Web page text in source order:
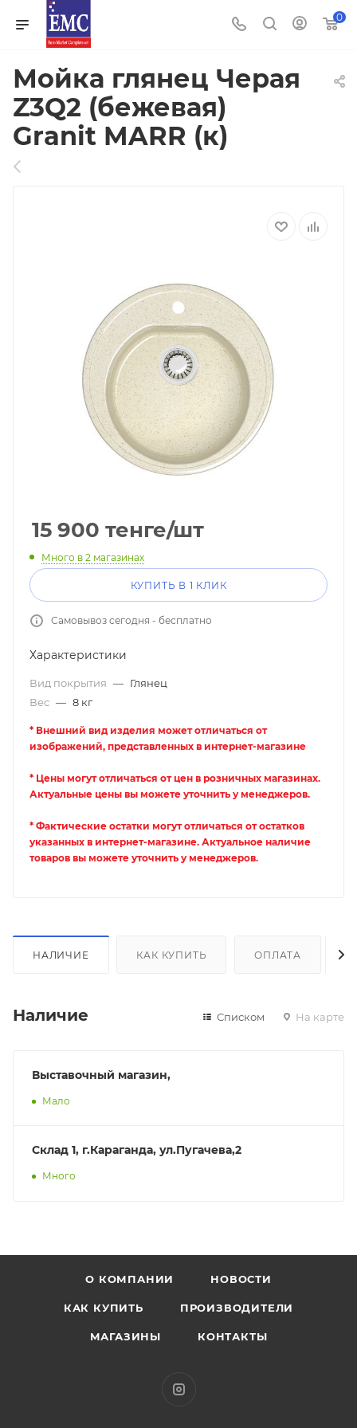
0
Мойка глянец Черая
Z3Q2 (бежевая)
Granit MARR (к)
15 900 тенге/шт
Много в 2 магазинах
КУПИТЬ В 1 КЛИК
Самовывоз сегодня - бесплатно
Характеристики
Вид покрытия — Глянец
Вес — 8 кг
* Внешний вид изделия может отличаться от
изображений, представленных в интернет-магазине
* Цены могут отличаться от цен в розничных магазинах.
Актуальные цены вы можете уточнить у менеджеров.
* Фактические остатки могут отличаться от остатков
указанных в интернет-магазине. Актуальное наличие
товаров вы можете уточнить у менеджеров.
НАЛИЧИЕ КАК КУПИТЬ ОПЛАТА
Наличие Списком На карте
Выставочный магазин,
Мало
Склад 1, г.Караганда, ул.Пугачева,2
Много
О КОМПАНИИ НОВОСТИ
КАК КУПИТЬ ПРОИЗВОДИТЕЛИ
МАГАЗИНЫ КОНТАКТЫ